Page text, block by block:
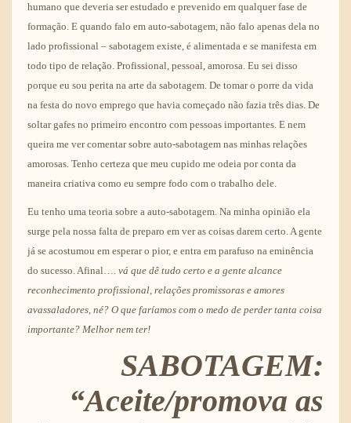
humano que deveria ser estudado e prevenido em qualquer fase de
formação. E quando falo em auto-sabotagem, não falo apenas dela no
lado profissional – sabotagem existe, é alimentada e se manifesta em
todo tipo de relação. Profissional, pessoal, amorosa. Eu sei disso
porque eu sou perita na arte da sabotagem. De tomar o porre da vida
na festa do novo emprego que havia começado não fazia três dias. De
soltar gafes no primeiro encontro com pessoas importantes. E nem
queira me ver comentar sobre auto-sabotagem nas minhas relações
amorosas. Tenho certeza que meu cupido me odeia por conta da
maneira criativa como eu sempre fodo com o trabalho dele.
Eu tenho uma teoria sobre a auto-sabotagem. Na minha opinião ela
surge pela nossa falta de preparo em ver as coisas darem certo. A gente
já se acostumou em esperar o pior, e entra em parafuso na eminência
do sucesso. Afinal…. vá que dê tudo certo e a gente alcance
reconhecimento profissional, relações promissoras e amores
avassaladores, né? O que faríamos com o medo de perder tanta coisa
importante? Melhor nem ter!
SABOTAGEM:
“Aceite/promova as